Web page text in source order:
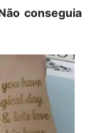
conseguia